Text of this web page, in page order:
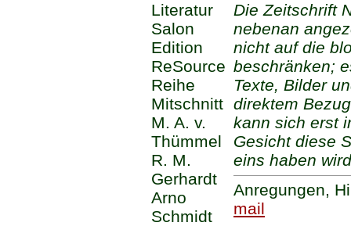
Literatur
Salon
Edition
ReSource
Reihe
Mitschnitt
M. A. v.
Thümmel
R. M.
Gerhardt
Arno
Schmidt
Die Zeitschrift
nebenan
nicht auf die
beschränken;
Texte, Bilder
direktem
kann sich erst
Gesicht diese
eins haben
Anregungen,
mail